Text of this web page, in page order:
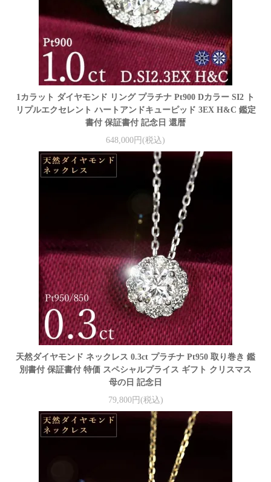
1カラット ダイヤモンド リング プラチナ Pt900 Dカラー SI2 ト
リプルエクセレント ハートアンドキューピッド 3EX H&C 鑑定
書付 保証書付 記念日 還暦
648,000円(税込)
天然ダイヤモンド ネックレス 0.3ct プラチナ Pt950 取り巻き 鑑
別書付 保証書付 特価 スペシャルプライス ギフト クリスマス
母の日 記念日
79,800円(税込)